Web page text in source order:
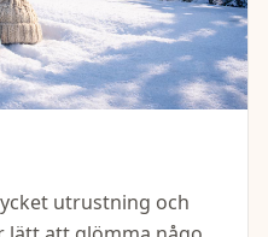
utrustning och